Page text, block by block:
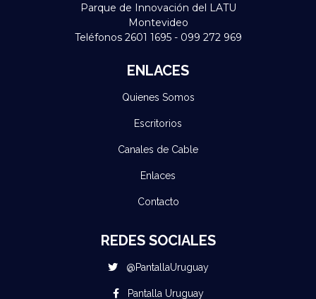
Parque de Innovación del LATU
Montevideo
Teléfonos 2601 1695 - 099 272 969
ENLACES
Quienes Somos
Escritorios
Canales de Cable
Enlaces
Contacto
REDES SOCIALES
@PantallaUruguay
Pantalla Uruguay